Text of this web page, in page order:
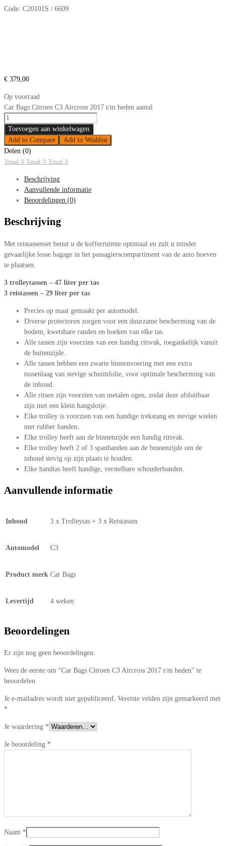
Code: C20101S / 6609
€ 379,00
Op voorraad
Car Bags Citroen C3 Aircross 2017 t/m heden aantal
Toevoegen aan winkelwagen
Add to Compare
Add to Wishlist
Delen (0)
Totaal: 0 Totaal: 0 Totaal: 0
Beschrijving
Aanvullende informatie
Beoordelingen (0)
Beschrijving
Met reistassenset benut u de kofferruimte optimaal en zult u minder
gevaarlijke losse bagage in het passagierscompartiment van de auto hoeven
te plaatsen.
3 trolleytassen – 47 liter per tas
3 reistassen – 29 liter per tas
Precies op maat gemaakt per automodel.
Diverse protectoren zorgen voor een duurzame bescherming van de
bodem, kwetsbare randen en hoeken van elke tas.
Alle tassen zijn voorzien van een handig ritsvak, toegankelijk vanuit
de buitenzijde.
Alle tassen hebben een zwarte binnenvoering met een extra
tussenlaag van stevige schuimfolie, voor optimale bescherming van
de inhoud.
Alle ritsen zijn voorzien van metalen ogen, zodat deze afsluitbaar
zijn met een klein hangslotje.
Elke trolley is voorzien van een handige trekstang en stevige wielen
met rubber banden.
Elke trolley heeft aan de binnenzijde een handig ritsvak.
Elke trolley heeft 2 of 3 spanbanden aan de binnenzijde om de
inhoud stevig op zijn plaats te houden.
Elke handtas heeft handige, verstelbare schouderbanden.
Aanvullende informatie
Inhoud 3 x Trolleytas + 3 x Reistassen
Automodel C3
Product merk Car Bags
Levertijd 4 weken
Beoordelingen
Er zijn nog geen beoordelingen.
Wees de eerste om “Car Bags Citroen C3 Aircross 2017 t/m heden” te
beoordelen
Je e-mailadres wordt niet gepubliceerd. Vereiste velden zijn gemarkeerd met
*
Je waardering *
Je beoordeling *
Naam *